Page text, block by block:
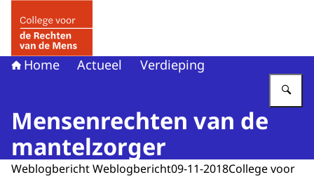
Home Actueel Verdieping
Mensenrechten van de
mantelzorger
Weblogbericht Weblogbericht09-11-2018College voor